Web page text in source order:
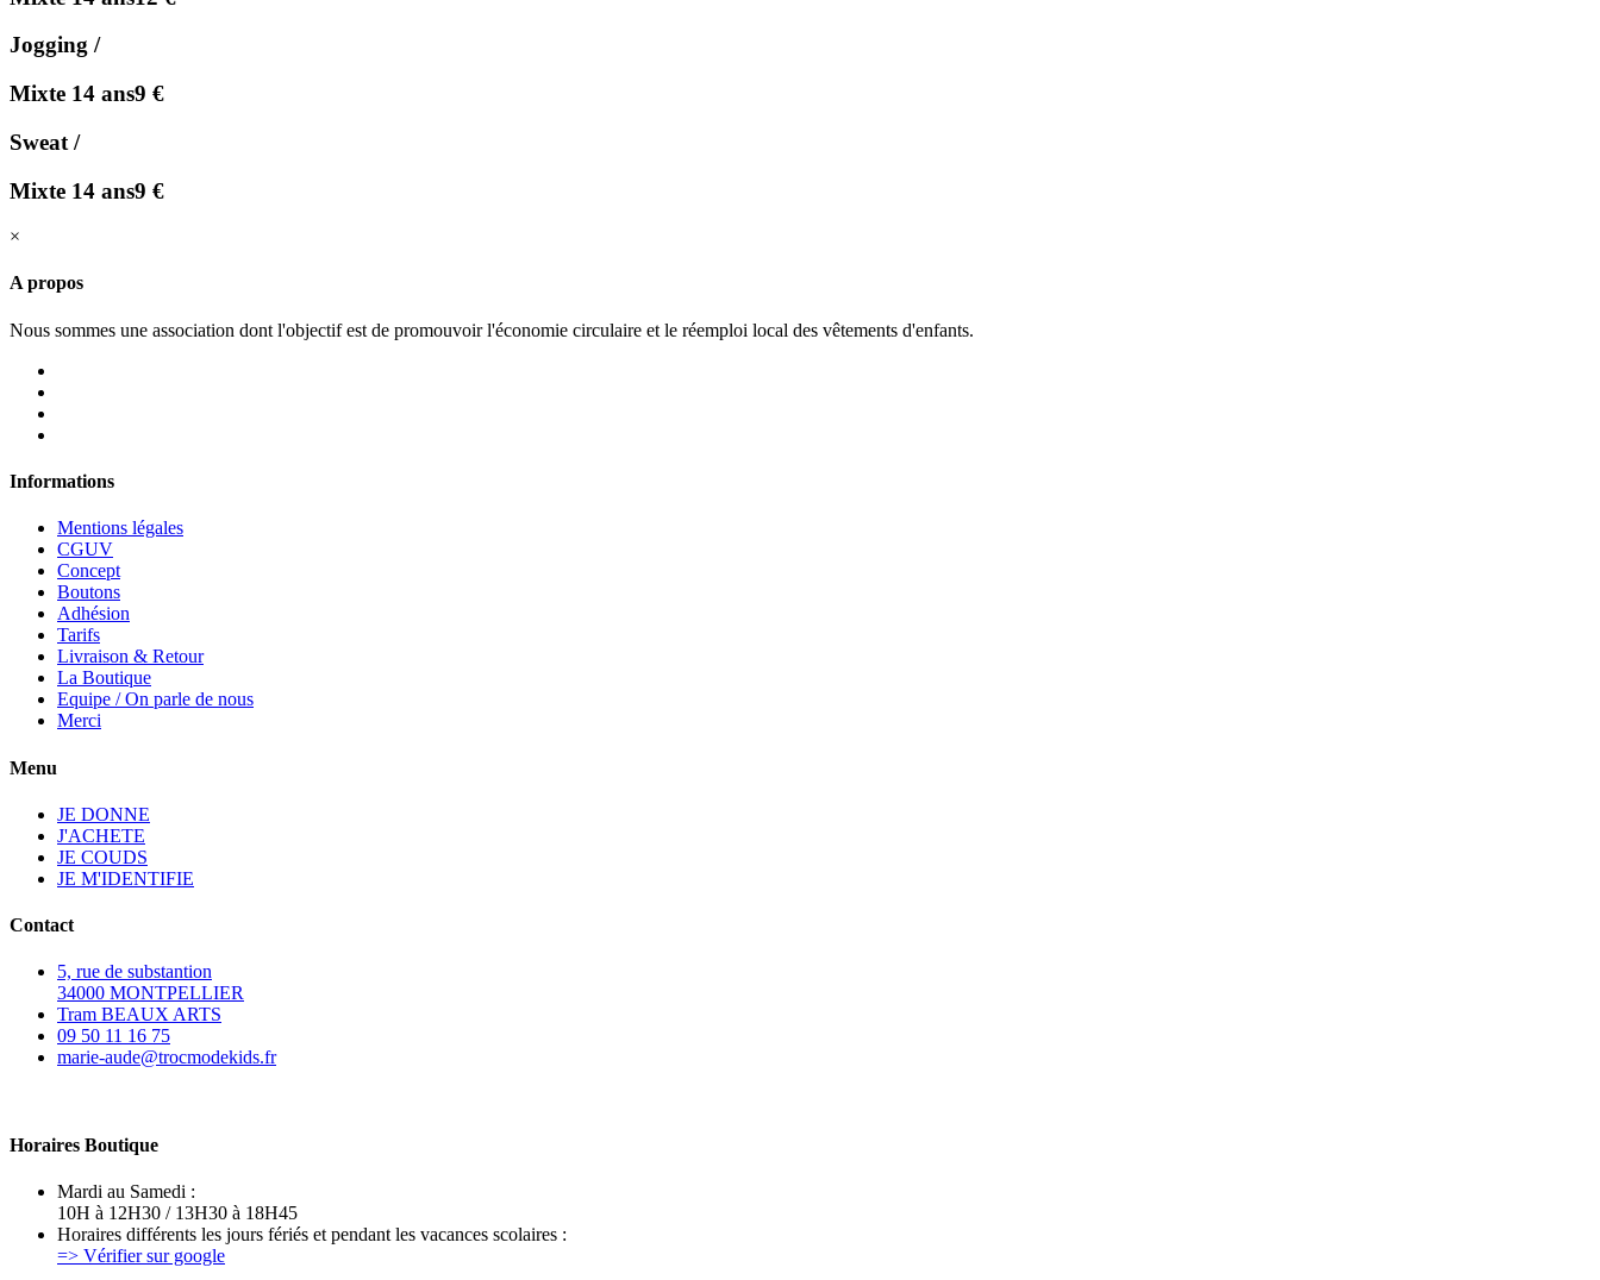
Jogging /
Mixte 14 ans9 €
Sweat /
Mixte 14 ans9 €
×
A propos
Nous sommes une association dont l'objectif est de promouvoir l'économie circulaire et le réemploi local des vêtements d'enfants.
Informations
Mentions légales
CGUV
Concept
Boutons
Adhésion
Tarifs
Livraison & Retour
La Boutique
Equipe / On parle de nous
Merci
Menu
JE DONNE
J'ACHETE
JE COUDS
JE M'IDENTIFIE
Contact
5, rue de substantion
34000 MONTPELLIER
Tram BEAUX ARTS
09 50 11 16 75
marie-aude@trocmodekids.fr
Horaires Boutique
Mardi au Samedi :
10H à 12H30 / 13H30 à 18H45
Horaires différents les jours fériés et pendant les vacances scolaires :
=> Vérifier sur google